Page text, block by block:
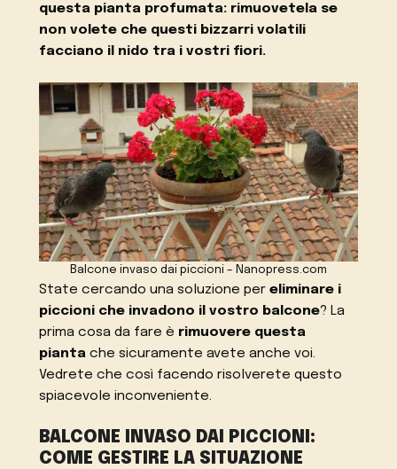
questa pianta profumata: rimuovetela se
non volete che questi bizzarri volatili
facciano il nido tra i vostri fiori.
Balcone invaso dai piccioni – Nanopress.com
State cercando una soluzione per eliminare i
piccioni che invadono il vostro balcone? La
prima cosa da fare è rimuovere questa
pianta che sicuramente avete anche voi.
Vedrete che così facendo risolverete questo
spiacevole inconveniente.
BALCONE INVASO DAI PICCIONI:
COME GESTIRE LA SITUAZIONE